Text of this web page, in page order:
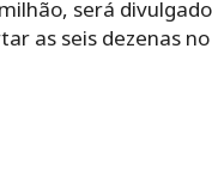
será
as seis dezenas